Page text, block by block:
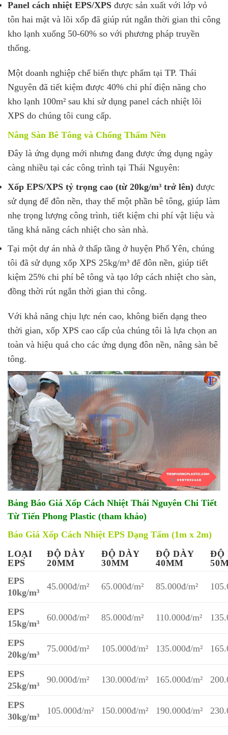
Panel cách nhiệt EPS/XPS được sản xuất với lớp vỏ
tôn hai mặt và lõi xốp đã giúp rút ngắn thời gian thi công
kho lạnh xuống 50-60% so với phương pháp truyền
thống.
Một doanh nghiệp chế biến thực phẩm tại TP. Thái
Nguyên đã tiết kiệm được 40% chi phí điện năng cho
kho lạnh 100m² sau khi sử dụng panel cách nhiệt lõi
XPS do chúng tôi cung cấp.
Nâng Sàn Bê Tông và Chống Thấm Nền
Đây là ứng dụng mới nhưng đang được ứng dụng ngày
càng nhiều tại các công trình tại Thái Nguyên:
Xốp EPS/XPS tỷ trọng cao (từ 20kg/m³ trở lên) được
sử dụng để đôn nền, thay thế một phần bê tông, giúp làm
nhẹ trọng lượng công trình, tiết kiệm chi phí vật liệu và
tăng khả năng cách nhiệt cho sàn nhà.
Tại một dự án nhà ở thấp tầng ở huyện Phổ Yên, chúng
tôi đã sử dụng xốp XPS 25kg/m³ để đôn nền, giúp tiết
kiệm 25% chi phí bê tông và tạo lớp cách nhiệt cho sàn,
đồng thời rút ngắn thời gian thi công.
Với khả năng chịu lực nén cao, không biến dạng theo
thời gian, xốp XPS cao cấp của chúng tôi là lựa chọn an
toàn và hiệu quả cho các ứng dụng đôn nền, nâng sàn bê
tông.
Bảng Báo Giá Xốp Cách Nhiệt Thái Nguyên Chi Tiết
Từ Tiến Phong Plastic (tham khảo)
Báo Giá Xốp Cách Nhiệt EPS Dạng Tấm (1m x 2m)
LOẠI
EPS
ĐỘ DÀY
20MM
ĐỘ DÀY
30MM
ĐỘ DÀY
40MM
ĐỘ
EPS
10kg/m³
45.000đ/m² 65.000đ/m² 85.000đ/m²
EPS
15kg/m³
60.000đ/m² 85.000đ/m² 110.000đ/m²
EPS
20kg/m³
75.000đ/m² 105.000đ/m² 135.000đ/m²
EPS
25kg/m³
90.000đ/m² 130.000đ/m² 165.000đ/m²
EPS
30kg/m³
105.000đ/m² 150.000đ/m² 190.000đ/m²